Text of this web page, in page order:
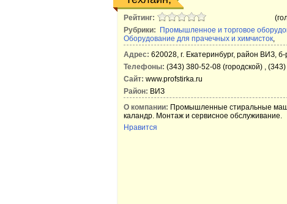
Рейтинг:
Рубрики:
Промышленное и торговое
Оборудование для прачечных и химчисток,
Адрес: 620028, г. Екатеринбург, район ВИЗ,
Телефоны: (343) 380-52-08 (городской) ,
Сайт: www.profstirka.ru
Район: ВИЗ
О компании: Промышленные стиральные
каландр. Монтаж и сервисное обслуживание.
Нравится